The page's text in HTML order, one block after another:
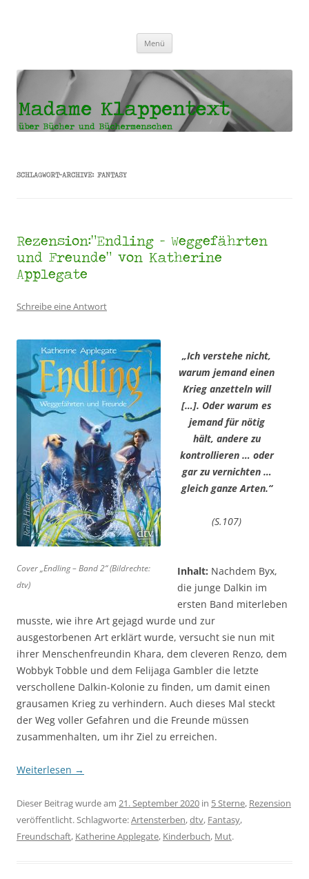
Menü
SCHLAGWORT-ARCHIVE: FANTASY
Rezension:“Endling – Weggefährten
und Freunde“ von Katherine
Applegate
Schreibe eine Antwort
Cover „Endling – Band 2“ (Bildrechte:
dtv)
„Ich verstehe nicht,
warum jemand einen
Krieg anzetteln will
[…]. Oder warum es
jemand für nötig
hält, andere zu
kontrollieren … oder
gar zu vernichten …
gleich ganze Arten.“
(S.107)
Inhalt: Nachdem Byx,
die junge Dalkin im
ersten Band miterleben
musste, wie ihre Art gejagd wurde und zur
ausgestorbenen Art erklärt wurde, versucht sie nun mit
ihrer Menschenfreundin Khara, dem cleveren Renzo, dem
Wobbyk Tobble und dem Felijaga Gambler die letzte
verschollene Dalkin-Kolonie zu finden, um damit einen
grausamen Krieg zu verhindern. Auch dieses Mal steckt
der Weg voller Gefahren und die Freunde müssen
zusammenhalten, um ihr Ziel zu erreichen.
Weiterlesen →
Dieser Beitrag wurde am 21. September 2020 in 5 Sterne, Rezension
veröffentlicht. Schlagworte:Artensterben,dtv, Fantasy,
Freundschaft, Katherine Applegate, Kinderbuch, Mut.